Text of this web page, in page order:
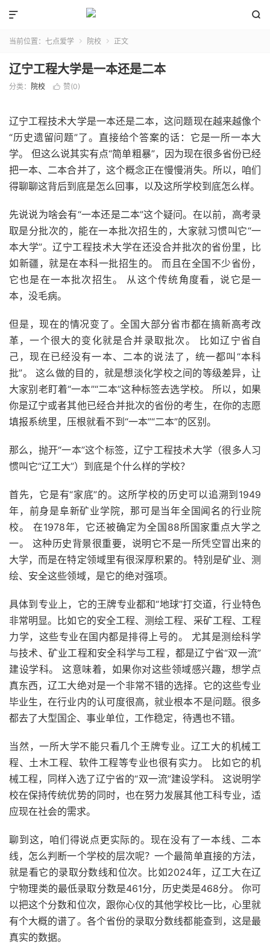


当前位置： 七点爱学  院校  正文
辽宁工程大学是一本还是二本
分类： 院校  赞(0)
辽宁工程技术大学是一本还是二本，这问题现在越来越像个
“历史遗留问题”了。直接给个答案的话：它是一所一本大
学。 但这么说其实有点“简单粗暴”，因为现在很多省份已经
把一本、二本合并了，这个概念正在慢慢消失。所以，咱们
得聊聊这背后到底是怎么回事，以及这所学校到底怎么样。
先说说为啥会有“一本还是二本”这个疑问。在以前，高考录
取是分批次的，能在一本批次招生的，大家就习惯叫它“一
本大学”。辽宁工程技术大学在还没合并批次的省份里，比
如新疆，就是在本科一批招生的。 而且在全国不少省份，
它也是在一本批次招生。 从这个传统角度看，说它是一
本，没毛病。
但是，现在的情况变了。全国大部分省市都在搞新高考改
革，一个很大的变化就是合并录取批次。 比如辽宁省自
己，现在已经没有一本、二本的说法了，统一都叫“本科
批”。 这么做的目的，就是想淡化学校之间的等级差异，让
大家别老盯着“一本”“二本”这种标签去选学校。 所以，如果
你是辽宁或者其他已经合并批次的省份的考生，在你的志愿
填报系统里，压根就看不到“一本”“二本”的区别。
那么，抛开“一本”这个标签，辽宁工程技术大学（很多人习
惯叫它“辽工大”）到底是个什么样的学校？
首先，它是有“家底”的。这所学校的历史可以追溯到1949
年，前身是阜新矿业学院，那可是当年全国闻名的行业院
校。 在1978年，它还被确定为全国88所国家重点大学之
一。 这种历史背景很重要，说明它不是一所凭空冒出来的
大学，而是在特定领域里有很深厚积累的。特别是矿业、测
绘、安全这些领域，是它的绝对强项。
具体到专业上，它的王牌专业都和“地球”打交道，行业特色
非常明显。比如它的安全工程、测绘工程、采矿工程、工程
力学，这些专业在国内都是排得上号的。 尤其是测绘科学
与技术、矿业工程和安全科学与工程，都是辽宁省“双一流”
建设学科。 这意味着，如果你对这些领域感兴趣，想学点
真东西，辽工大绝对是一个非常不错的选择。它的这些专业
毕业生，在行业内的认可度很高，就业根本不是问题。很多
都去了大型国企、事业单位，工作稳定，待遇也不错。
当然，一所大学不能只看几个王牌专业。辽工大的机械工
程、土木工程、软件工程等专业也很有实力。 比如它的机
械工程，同样入选了辽宁省的“双一流”建设学科。 这说明学
校在保持传统优势的同时，也在努力发展其他工科专业，适
应现在社会的需求。
聊到这，咱们得说点更实际的。现在没有了一本线、二本
线，怎么判断一个学校的层次呢？一个最简单直接的方法，
就是看它的录取分数线和位次。比如2024年，辽工大在辽
宁物理类的最低录取分数是461分，历史类是468分。 你可
以把这个分数和位次，跟你心仪的其他学校比一比，心里就
有个大概的谱了。各个省份的录取分数线都能查到，这是最
真实的数据。